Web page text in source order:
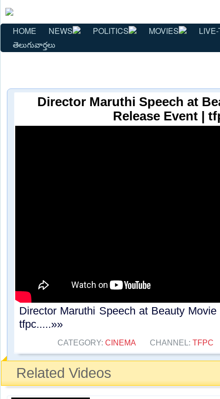
HOME NEWS POLITICS MOVIES
తెలుగువార్తలు
Director Maruthi Speech at
Release Event |
Director Maruthi Speech at Beauty
tfpc.....»»
CATEGORY:CINEMA CHANNEL:TFPC
Related Videos